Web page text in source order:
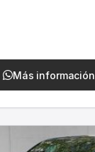
Más información